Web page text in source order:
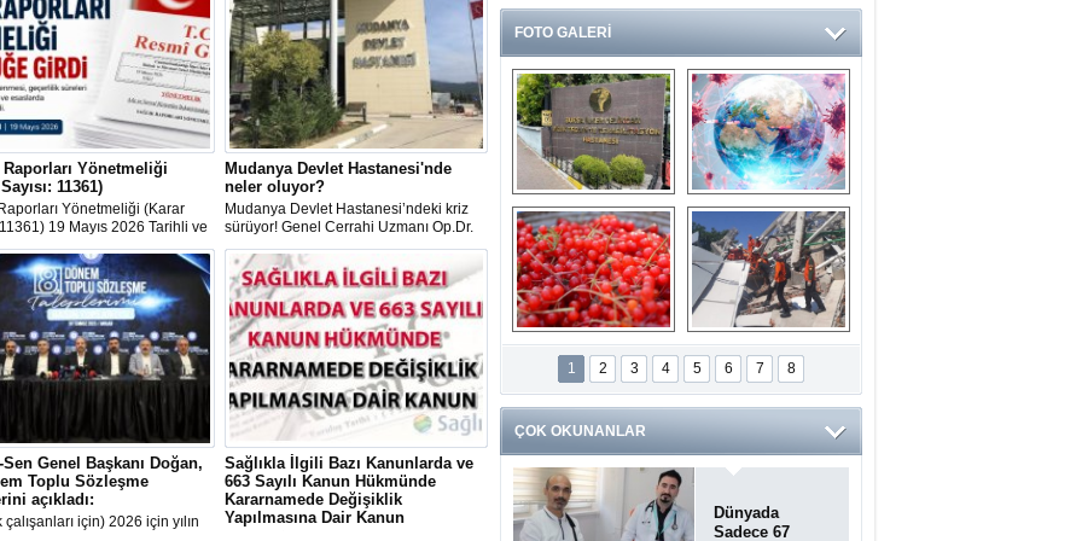
Raporları Yönetmeliği
11361)
Yönetmeliği (Karar
11361) 19 Mayıs 2026 Tarihli ve
Resmî Gazete'de
Mudanya Devlet Hastanesi'nde
neler oluyor?
Mudanya Devlet Hastanesi’ndeki kriz
sürüyor! Genel Cerrahi Uzmanı Op.Dr.
Rafet Sağlık’ın sürgüne gönderilmesinin
ardından bir hemşirenin de görev yeri
değiştirildi.
Sen Genel Başkanı Doğan,
Toplu Sözleşme
açıkladı:
çalışanları için) 2026 için yılın
Sağlıkla İlgili Bazı Kanunlarda ve
663 Sayılı Kanun Hükmünde
Kararnamede Değişiklik
Yapılmasına Dair Kanun
FOTO GALERİ
Ve burası da bir
devlet hastanesi
14 soruda
Koronavirüs
hakkında kendinizi
test edin...
Gilaburu meyvesi
kanserden koruyor
Endonezya’daki
deprem: Ölü sayısı
bin 203'e yükseldi
1 2 3 4 5 6 7 8
ÇOK OKUNANLAR
Dünyada
Sadece 67